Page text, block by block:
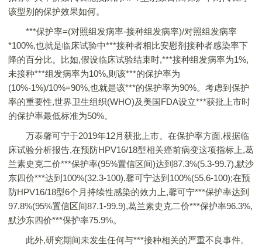
该型别的保护效果如何。
***保护率=(对照组发病率-接种组发病率)/对照组发病率
*100%,也就是临床试验中***接种者相比安慰剂接种者感染率下
降的百分比。比如,假设临床试验结束时,***接种组发病率为1%,
未接种***组发病率为10%,则该***的保护率为
(10%-1%)/10%=90%,也就是该***的保护率为90%。考虑到保护
率的重要性,世界卫生组织(WHO)及美国FDA设立***获批上市时
的保护率最低标准为50%。
万泰馨可宁于2019年12月获批上市。在保护率方面,根据临
床试验分析报告,在预防HPV16/18型相关癌前病变这项指标上,葛
兰素史克二价***保护率(95%置信区间)达到87.3%(5.3-99.7),默沙
东四价***达到100%(32.3-100),馨可宁达到100%(55.6-100);在预
防HPV16/18型6个月持续性感染的效力上,馨可宁***保护率达到
97.8%(95%置信区间87.1-99.9),葛兰素史克二价***保护率96.3%,
默沙东四价***保护率75.9%。
此外,研究期间未发生任何与***接种相关的严重不良事件。